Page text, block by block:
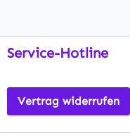
Service-Hotline
Vertrag widerrufen